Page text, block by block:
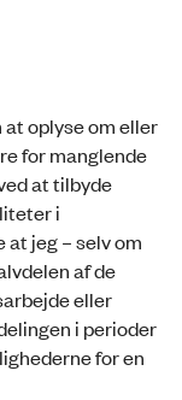
oplyse om eller
for manglende
at tilbyde
i
jeg – selv om
af de
eller
i perioder
for en